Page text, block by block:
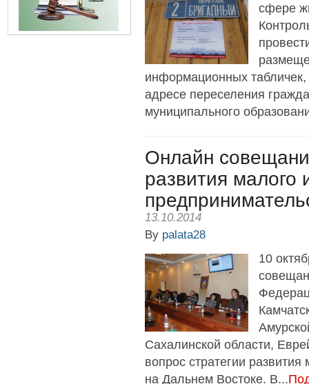
сфере
информационных
адресе переселения
муниципального
Онлайн
развития малого
13.10.2014
By palata28
10
Сахалинской области,
вопрос стратегии
на Дальнем Востоке. В...